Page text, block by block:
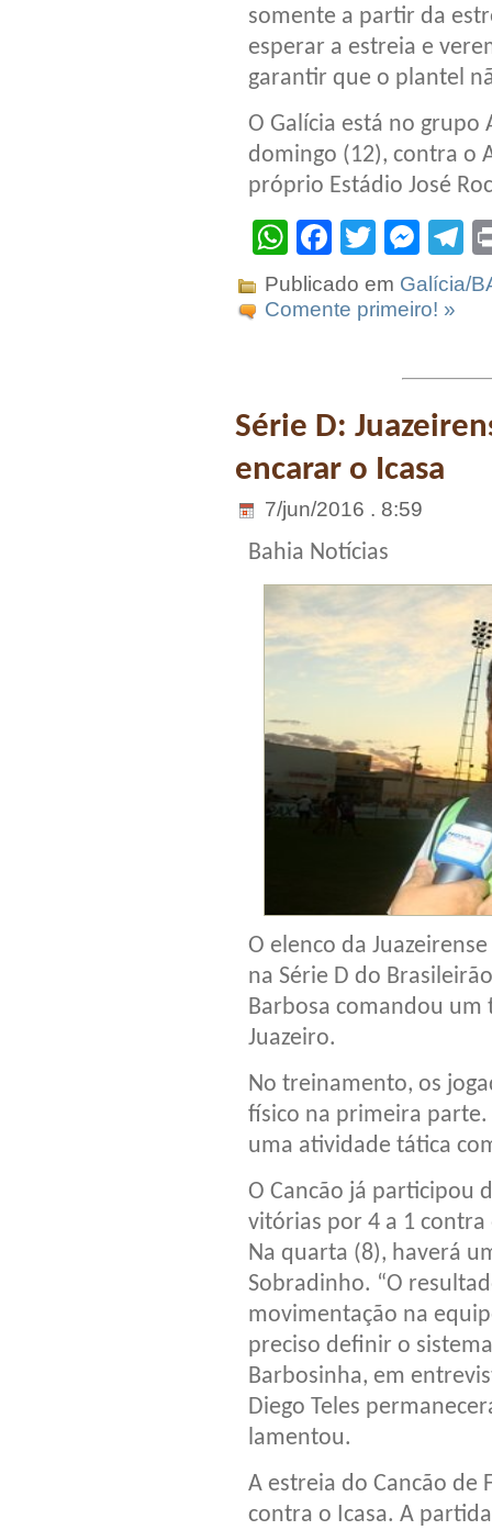
somente a partir da
esperar a estreia e
garantir que o plantel
O Galícia está no grupo
domingo (12), contra o
próprio Estádio José
WhatsApp
Facebook
Twitter
Publicado em Galícia/
Comente primeiro! »
Série D:
encarar o Icasa
7/jun/2016 . 8:59
Bahia Notícias
O elenco da
na Série D do
Barbosa comandou um
Juazeiro.
No treinamento, os
físico na primeira
uma atividade tática
O Cancão já participou
vitórias por 4 a 1 contra
Na quarta (8), haverá
Sobradinho. “O
movimentação na
preciso definir o
Barbosinha, em
Diego Teles
lamentou.
A estreia do Cancão de
contra o Icasa. A